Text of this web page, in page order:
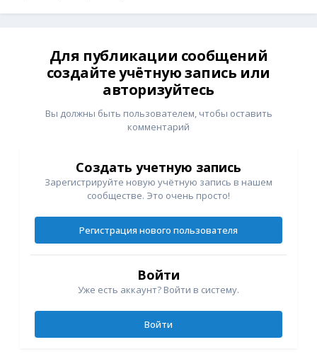
Для публикации сообщений
создайте учётную запись или
авторизуйтесь
Вы должны быть пользователем, чтобы оставить
комментарий
Создать учетную запись
Зарегистрируйте новую учётную запись в нашем
сообществе. Это очень просто!
Регистрация нового пользователя
Войти
Уже есть аккаунт? Войти в систему.
Войти